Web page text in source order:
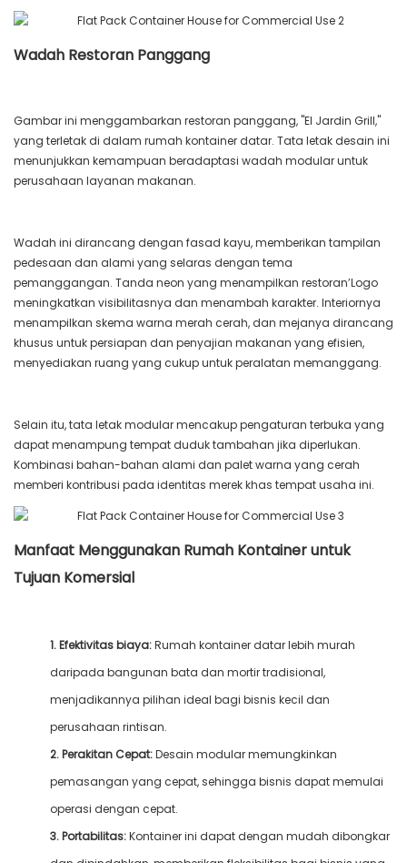
Wadah Restoran Panggang
Gambar ini menggambarkan restoran panggang, "El Jardin Grill,"
yang terletak di dalam rumah kontainer datar. Tata letak desain ini
menunjukkan kemampuan beradaptasi wadah modular untuk
perusahaan layanan makanan.
Wadah ini dirancang dengan fasad kayu, memberikan tampilan
pedesaan dan alami yang selaras dengan tema
pemanggangan. Tanda neon yang menampilkan restoran’Logo
meningkatkan visibilitasnya dan menambah karakter. Interiornya
menampilkan skema warna merah cerah, dan mejanya dirancang
khusus untuk persiapan dan penyajian makanan yang efisien,
menyediakan ruang yang cukup untuk peralatan memanggang.
Selain itu, tata letak modular mencakup pengaturan terbuka yang
dapat menampung tempat duduk tambahan jika diperlukan.
Kombinasi bahan-bahan alami dan palet warna yang cerah
memberi kontribusi pada identitas merek khas tempat usaha ini.
Manfaat Menggunakan Rumah Kontainer untuk
Tujuan Komersial
1. Efektivitas biaya:Rumah kontainer datar lebih murah
daripada bangunan bata dan mortir tradisional,
menjadikannya pilihan ideal bagi bisnis kecil dan
perusahaan rintisan.
2. Perakitan Cepat:Desain modular memungkinkan
pemasangan yang cepat, sehingga bisnis dapat memulai
operasi dengan cepat.
3. Portabilitas:Kontainer ini dapat dengan mudah dibongkar